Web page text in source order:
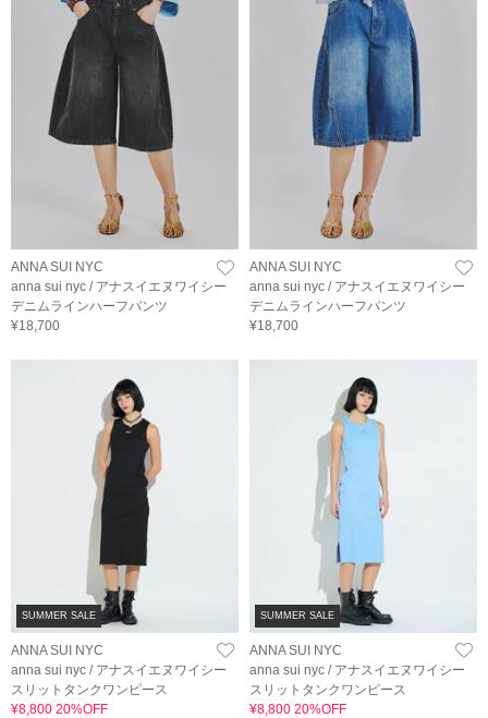
ANNA SUI NYC
anna sui nyc / アナスイエヌワイシー
デニムラインハーフパンツ
¥18,700
ANNA SUI NYC
anna sui nyc / アナスイエヌワイシー
デニムラインハーフパンツ
¥18,700
SUMMER SALE
ANNA SUI NYC
anna sui nyc / アナスイエヌワイシー
スリットタンクワンピース
¥8,800 20%OFF
SUMMER SALE
ANNA SUI NYC
anna sui nyc / アナスイエヌワイシー
スリットタンクワンピース
¥8,800 20%OFF